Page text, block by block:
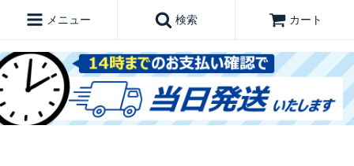
メニュー 検索 カート